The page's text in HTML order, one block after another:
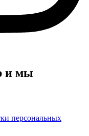
и мы
персональных